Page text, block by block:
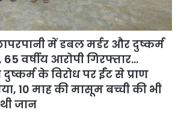
में डबल मर्डर और दुष्कर्म
वर्षीय आरोपी गिरफ्तार…
के विरोध पर ईंट से प्राण
10 माह की मासूम बच्ची की भी
जान